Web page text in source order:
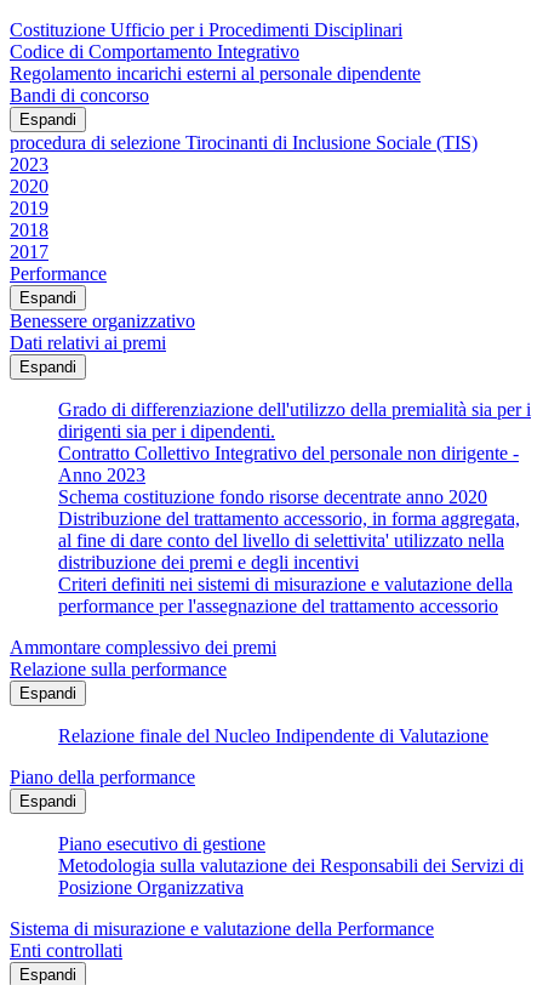
Costituzione Ufficio per i Procedimenti Disciplinari
Codice di Comportamento Integrativo
Regolamento incarichi esterni al personale dipendente
Bandi di concorso
Espandi
procedura di selezione Tirocinanti di Inclusione Sociale (TIS)
2023
2020
2019
2018
2017
Performance
Espandi
Benessere organizzativo
Dati relativi ai premi
Espandi
Grado di differenziazione dell'utilizzo della premialità sia per i
dirigenti sia per i dipendenti.
Contratto Collettivo Integrativo del personale non dirigente -
Anno 2023
Schema costituzione fondo risorse decentrate anno 2020
Distribuzione del trattamento accessorio, in forma aggregata,
al fine di dare conto del livello di selettivita' utilizzato nella
distribuzione dei premi e degli incentivi
Criteri definiti nei sistemi di misurazione e valutazione della
performance per l'assegnazione del trattamento accessorio
Ammontare complessivo dei premi
Relazione sulla performance
Espandi
Relazione finale del Nucleo Indipendente di Valutazione
Piano della performance
Espandi
Piano esecutivo di gestione
Metodologia sulla valutazione dei Responsabili dei Servizi di
Posizione Organizzativa
Sistema di misurazione e valutazione della Performance
Enti controllati
Espandi